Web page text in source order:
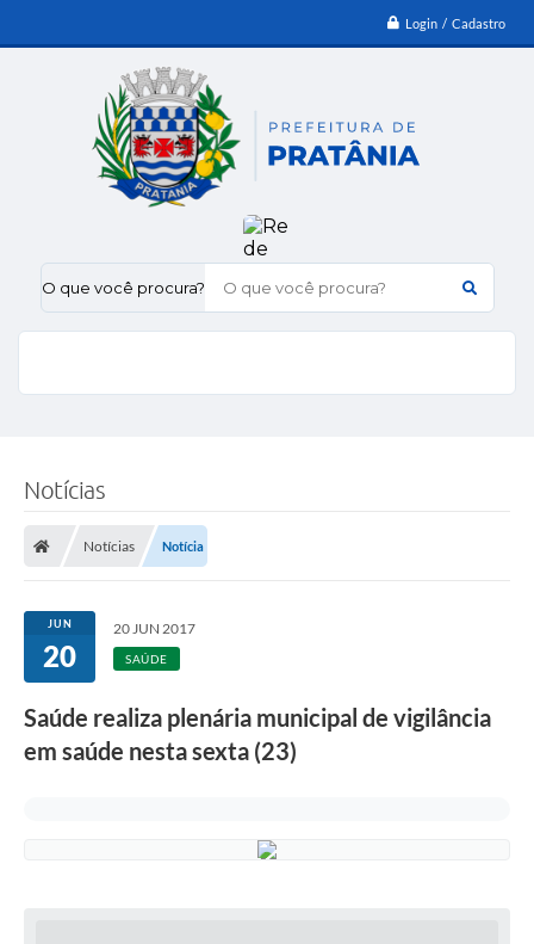
Login / Cadastro
O que você procura?
Notícias
Notícias Notícia
JUN
20
20 JUN 2017
SAÚDE
Saúde realiza plenária municipal de vigilância
em saúde nesta sexta (23)